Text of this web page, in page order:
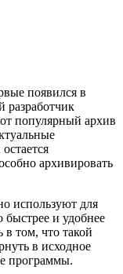
появился в
разработчик
популярный архив
архивировать
используют для
быстрее и удобнее
в том, что такой
в исходное
программы.